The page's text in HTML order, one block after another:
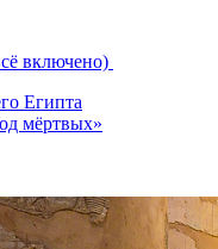
включено)
Египта
мёртвых»